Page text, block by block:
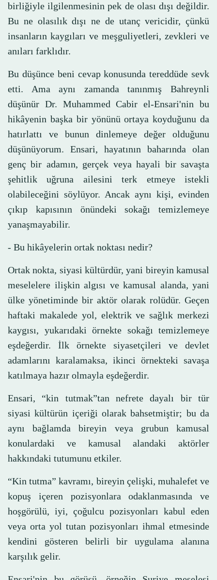
birliğiyle ilgilenmesinin pek de olası dışı değildir.
Bu ne olasılık dışı ne de utanç vericidir, çünkü
insanların kaygıları ve meşguliyetleri, zevkleri ve
anıları farklıdır.
Bu düşünce beni cevap konusunda tereddüde sevk
etti. Ama aynı zamanda tanınmış Bahreynli
düşünür Dr. Muhammed Cabir el-Ensari'nin bu
hikâyenin başka bir yönünü ortaya koyduğunu da
hatırlattı ve bunun dinlemeye değer olduğunu
düşünüyorum. Ensari, hayatının baharında olan
genç bir adamın, gerçek veya hayali bir savaşta
şehitlik uğruna ailesini terk etmeye istekli
olabileceğini söylüyor. Ancak aynı kişi, evinden
çıkıp kapısının önündeki sokağı temizlemeye
yanaşmayabilir.
- Bu hikâyelerin ortak noktası nedir?
Ortak nokta, siyasi kültürdür, yani bireyin kamusal
meselelere ilişkin algısı ve kamusal alanda, yani
ülke yönetiminde bir aktör olarak rolüdür. Geçen
haftaki makalede yol, elektrik ve sağlık merkezi
kaygısı, yukarıdaki örnekte sokağı temizlemeye
eşdeğerdir. İlk örnekte siyasetçileri ve devlet
adamlarını karalamaksa, ikinci örnekteki savaşa
katılmaya hazır olmayla eşdeğerdir.
Ensari, “kin tutmak”tan nefrete dayalı bir tür
siyasi kültürün içeriği olarak bahsetmiştir; bu da
aynı bağlamda bireyin veya grubun kamusal
konulardaki ve kamusal alandaki aktörler
hakkındaki tutumunu etkiler.
“Kin tutma” kavramı, bireyin çelişki, muhalefet ve
kopuş içeren pozisyonlara odaklanmasında ve
hoşgörülü, iyi, çoğulcu pozisyonları kabul eden
veya orta yol tutan pozisyonları ihmal etmesinde
kendini gösteren belirli bir uygulama alanına
karşılık gelir.